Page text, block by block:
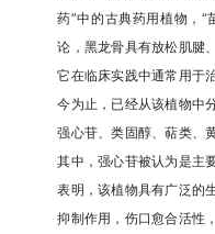
药”中的古典药用植物，“
论，黑龙骨具有放松肌腱
它在临床实践中通常用于
今为止，已经从该植物中
强心苷、类固醇、萜类、
其中，强心苷被认为是主
表明，该植物具有广泛的
抑制作用，伤口愈合活性